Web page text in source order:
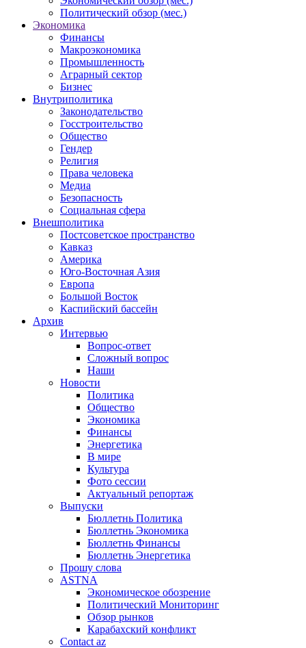
Политический обзор (мес.)
Экономика
Финансы
Макроэкономика
Промышленность
Аграрный сектор
Бизнес
Внутриполитика
Законодательство
Госстроительство
Общество
Гендер
Религия
Права человека
Медиа
Безопасность
Социальная сфера
Внешполитика
Постсоветское пространство
Кавказ
Америка
Юго-Восточная Азия
Европа
Большой Восток
Каспийский бассейн
Архив
Интервью
Вопрос-ответ
Сложный вопрос
Наши
Новости
Политика
Общество
Экономика
Финансы
Энергетика
В мире
Культура
Фото сессии
Актуальный репортаж
Выпуски
Бюллетнь Политика
Бюллетнь Экономика
Бюллетнь Финансы
Бюллетнь Энергетика
Прошу слова
ASTNA
Экономическое обозрение
Политический Мониторинг
Обзор рынков
Карабахский конфликт
Contact az